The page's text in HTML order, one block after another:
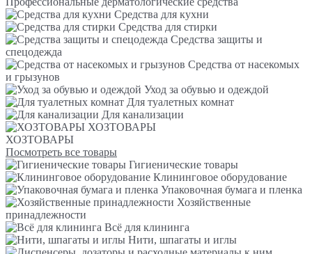
Средства для кухни
Средства для стирки
Средства защиты и
спецодежда
Средства от насекомых
и грызунов
Уход за обувью и одеждой
Для туалетных комнат
Для канализации
ХОЗТОВАРЫ
ХОЗТОВАРЫ
Посмотреть все товары
Гигиенические товары
Клининговое оборудование
Упаковочная бумага и пленка
Хозяйственные
принадлежности
Всё для клининга
Нити, шпагаты и иглы